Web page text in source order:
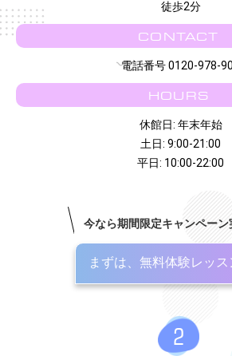
徒歩2分
CONTACT
電話番号 0120-978-
HOURS
休館日: 年末年始
土日: 9:00-21:00
平日: 10:00-22:00
今なら期間限定キャンペーン
まずは、無料体験レッス